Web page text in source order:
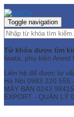
Toggle navigation
Từ khóa được tìm
Iwata, phụ kiện Anest
Liên hệ để được tư
Hà Nội 0983 220 555
MÁY BÀN 0243
EXPORT - QUẢN LÝ